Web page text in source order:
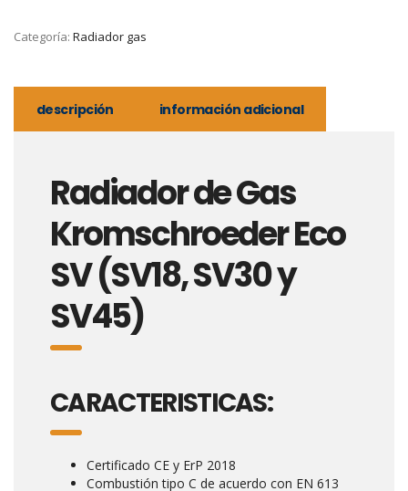
Categoría: Radiador gas
descripción información adicional
Radiador de Gas
Kromschroeder Eco
SV (SV18, SV30 y
SV45)
CARACTERISTICAS:
Certificado CE y ErP 2018
Combustión tipo C de acuerdo con EN 613